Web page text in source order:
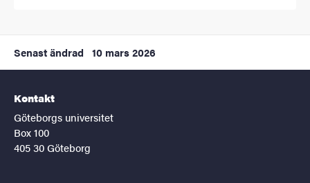
Senast ändrad 10 mars 2026
Kontakt
Göteborgs universitet
Box 100
405 30 Göteborg